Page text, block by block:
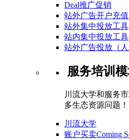
Deal推广促销
站外广告开户充值
站外集中投放工具
站内集中投放工具
站外广告投放（人
服务培训
川流大学和服务
多生态资源问题！
川流大学
账户买卖Coming